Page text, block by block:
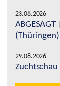
23.08.2026
(Thüringen)
29.08.2026
Zuchtschau